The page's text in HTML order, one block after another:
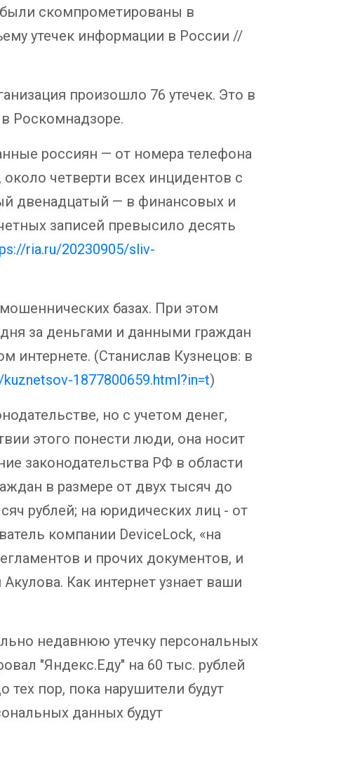
скомпрометированы в
утечек информации в России //
произошло 76 утечек. Это в
Роскомнадзоре.
россиян — от номера телефона
четверти всех инцидентов с
двенадцатый — в финансовых и
записей превысило десять
ria.ru/20230905/sliv-
базах. При этом
за деньгами и данными граждан
интернете. (Станислав Кузнецов: в
1877800659.html?in=t)
но с учетом денег,
этого понести люди, она носит
законодательства РФ в области
в размере от двух тысяч до
рублей; на юридических лиц - от
компании DeviceLock, «на
и прочих документов, и
Как интернет узнает ваши
недавнюю утечку персональных
"Яндекс.Еду" на 60 тыс. рублей
тех пор, пока нарушители будут
данных будут